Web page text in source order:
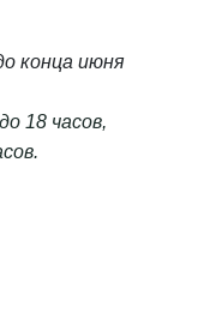
конца июня
18 часов,